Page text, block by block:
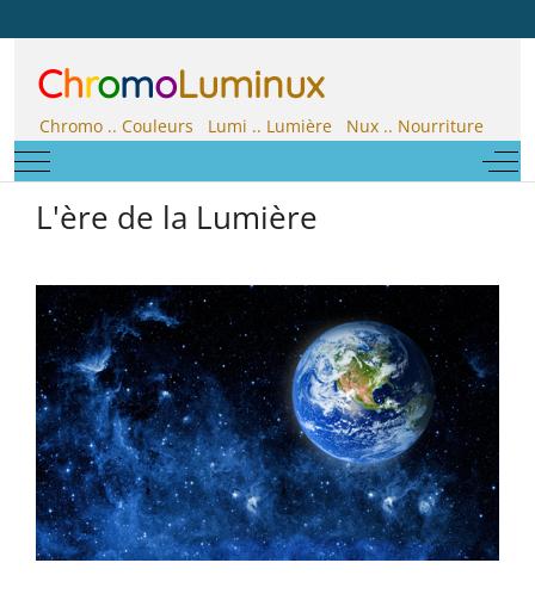
ChromoLuminux
Chromo .. Couleurs Lumi .. Lumière Nux .. Nourriture
Mobile Menu Toggle
Off-
L'ère de la Lumière